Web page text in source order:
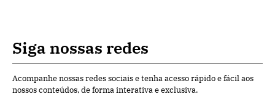
Siga nossas redes
Acompanhe nossas redes sociais e tenha acesso rápido e fácil aos
nossos conteúdos, de forma interativa e exclusiva.